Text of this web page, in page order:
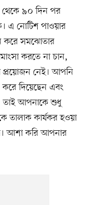
থেকে ৯০ দিন পর
এ নোটিশ পাওয়ার
করে সমঝোতার
করতে না চান,
প্রয়োজন নেই। আপনি
দিয়েছেন এবং
তাই আপনাকে শুধু
তালাক কার্যকর হওয়া
আশা করি আপনার